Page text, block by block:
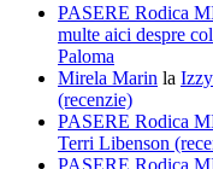
PASERE Rodica
multe aici despre
Paloma
Mirela Marin la
(recenzie)
PASERE Rodica
Terri Libenson
PASERE Rodica